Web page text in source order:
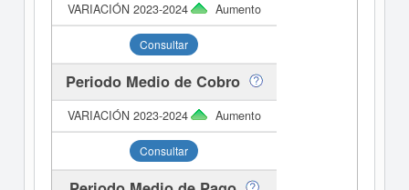
Aumento
Consultar
Periodo Medio de Cobro
Aumento
Consultar